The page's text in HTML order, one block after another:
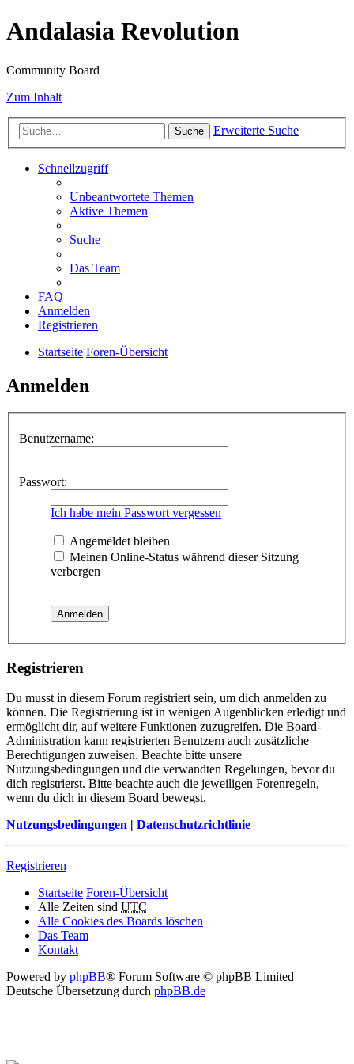
Andalasia Revolution
Community Board
Zum Inhalt
Suche Erweiterte Suche
Schnellzugriff
Unbeantwortete Themen
Aktive Themen
Suche
Das Team
FAQ
Anmelden
Registrieren
Startseite Foren-Übersicht
Anmelden
Benutzername:
Passwort:
Ich habe mein Passwort vergessen
Angemeldet bleiben
Meinen Online-Status während dieser Sitzung
verbergen
Registrieren
Du musst in diesem Forum registriert sein, um dich anmelden zu
können. Die Registrierung ist in wenigen Augenblicken erledigt und
ermöglicht dir, auf weitere Funktionen zuzugreifen. Die Board-
Administration kann registrierten Benutzern auch zusätzliche
Berechtigungen zuweisen. Beachte bitte unsere
Nutzungsbedingungen und die verwandten Regelungen, bevor du
dich registrierst. Bitte beachte auch die jeweiligen Forenregeln,
wenn du dich in diesem Board bewegst.
Nutzungsbedingungen | Datenschutzrichtlinie
Registrieren
Startseite Foren-Übersicht
Alle Zeiten sind UTC
Alle Cookies des Boards löschen
Das Team
Kontakt
Powered by phpBB® Forum Software © phpBB Limited
Deutsche Übersetzung durch phpBB.de